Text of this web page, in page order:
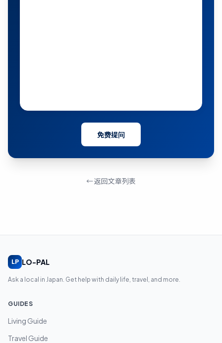
免费提问
← 返回文章列表
LP LO-PAL
Ask a local in Japan. Get help with daily life, travel, and more.
GUIDES
Living Guide
Travel Guide